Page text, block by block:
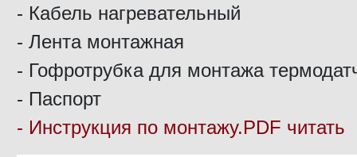
- Кабель нагревательный
- Лента монтажная
- Гофротрубка для монтажа
- Паспорт
- Инструкция по монтажу.PDF читать